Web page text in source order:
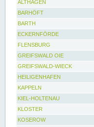
ALTHAGEN
BARHÖFT
BARTH
ECKERNFÖRDE
FLENSBURG
GREIFSWALD OIE
GREIFSWALD-WIECK
HEILIGENHAFEN
KAPPELN
KIEL-HOLTENAU
KLOSTER
KOSEROW